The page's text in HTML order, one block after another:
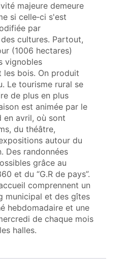
majeure demeure
si celle‑ci s'est
par
cultures. Partout,
(1006 hectares)
vignobles
les bois. On produit
Le tourisme rural se
de plus en plus
est animée par le
en avril, où sont
du théâtre,
autour du
Des randonnées
grâce au
et du “G.R de pays”.
comprennent un
municipal et des gîtes
hebdomadaire et une
de chaque mois
halles.